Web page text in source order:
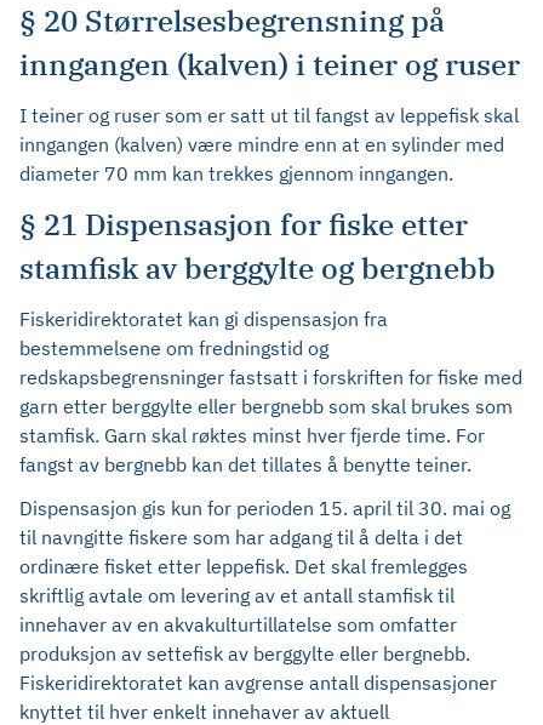
§ 20 Størrelsesbegrensning på
inngangen (kalven) i teiner og ruser
I teiner og ruser som er satt ut til fangst av leppefisk skal
inngangen (kalven) være mindre enn at en sylinder med
diameter 70 mm kan trekkes gjennom inngangen.
§ 21 Dispensasjon for fiske etter
stamfisk av berggylte og bergnebb
Fiskeridirektoratet kan gi dispensasjon fra
bestemmelsene om fredningstid og
redskapsbegrensninger fastsatt i forskriften for fiske med
garn etter berggylte eller bergnebb som skal brukes som
stamfisk. Garn skal røktes minst hver fjerde time. For
fangst av bergnebb kan det tillates å benytte teiner.
Dispensasjon gis kun for perioden 15. april til 30. mai og
til navngitte fiskere som har adgang til å delta i det
ordinære fisket etter leppefisk. Det skal fremlegges
skriftlig avtale om levering av et antall stamfisk til
innehaver av en akvakulturtillatelse som omfatter
produksjon av settefisk av berggylte eller bergnebb.
Fiskeridirektoratet kan avgrense antall dispensasjoner
knyttet til hver enkelt innehaver av aktuell